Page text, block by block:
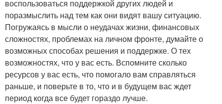
воспользоваться поддержкой других людей и
поразмыслить над тем как они видят вашу ситуацию.
Погружаясь в мысли о неудачах жизни, финансовых
сложностях, проблемах на личном фронте, думайте о
возможных способах решения и поддержке. О тех
возможностях, что у вас есть. Вспомните сколько
ресурсов у вас есть, что помогало вам справляться
раньше, и поверьте в то, что и в будущем вас ждет
период когда все будет гораздо лучше.